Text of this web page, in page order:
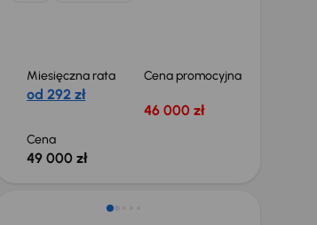
Miesięczna rata
od 292 zł
Cena promocyjna
46 000 zł
Cena
49 000 zł